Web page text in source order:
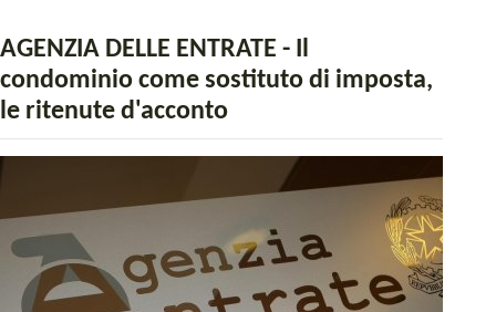
AGENZIA DELLE ENTRATE - Il
condominio come sostituto di imposta,
le ritenute d'acconto